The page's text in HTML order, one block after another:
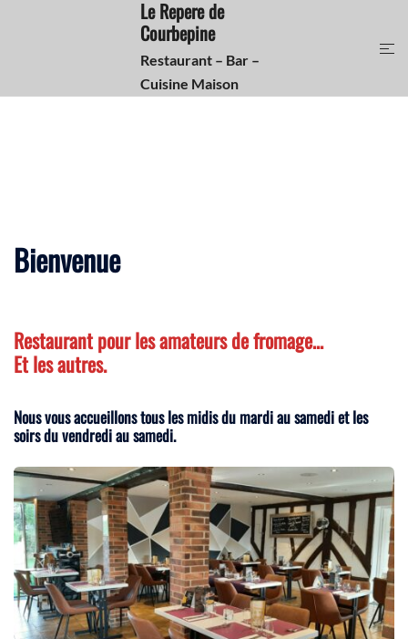
Le Repere de
Courbepine
Restaurant – Bar –
Cuisine Maison
Bienvenue
Restaurant pour les amateurs de fromage…
Et les autres.
Nous vous accueillons tous les midis du mardi au samedi et les
soirs du vendredi au samedi.